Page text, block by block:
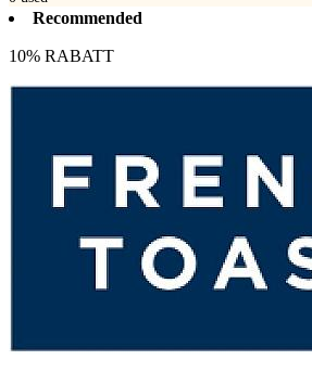
Recommended
10% RABATT